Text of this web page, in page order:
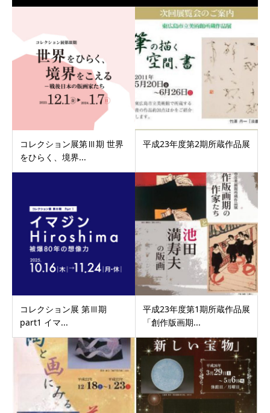
コレクション展第Ⅲ期 世界
をひらく、境界...
平成23年度第2期所蔵作品展
コレクション展 第Ⅲ期
part1 イマ...
平成23年度第1期所蔵作品展
「創作版画期...